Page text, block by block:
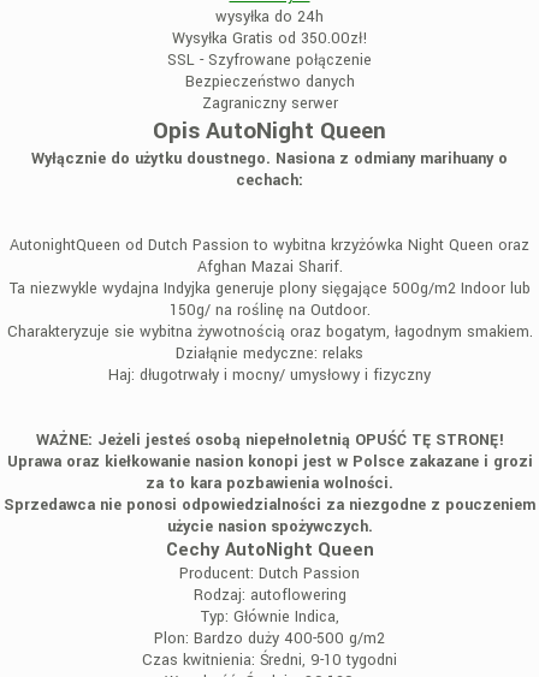
wysyłka do 24h
Wysyłka Gratis od 350.00zł!
SSL - Szyfrowane połączenie
Bezpieczeństwo danych
Zagraniczny serwer
Opis AutoNight Queen
Wyłącznie do użytku doustnego. Nasiona z odmiany marihuany o
cechach:
AutonightQueen od Dutch Passion to wybitna krzyżówka Night Queen oraz
Afghan Mazai Sharif.
Ta niezwykle wydajna Indyjka generuje plony sięgające 500g/m2 Indoor lub
150g/ na roślinę na Outdoor.
Charakteryzuje sie wybitna żywotnością oraz bogatym, łagodnym smakiem.
Działąnie medyczne: relaks
Haj: długotrwały i mocny/ umysłowy i fizyczny
WAŻNE: Jeżeli jesteś osobą niepełnoletnią OPUŚĆ TĘ STRONĘ!
Uprawa oraz kiełkowanie nasion konopi jest w Polsce zakazane i grozi
za to kara pozbawienia wolności.
Sprzedawca nie ponosi odpowiedzialności za niezgodne z pouczeniem
użycie nasion spożywczych.
Cechy AutoNight Queen
Producent: Dutch Passion
Rodzaj: autoflowering
Typ: Głównie Indica,
Plon: Bardzo duży 400-500 g/m2
Czas kwitnienia: Średni, 9-10 tygodni